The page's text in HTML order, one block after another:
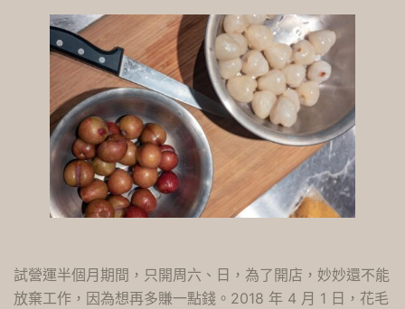
試營運半個月期間，只開周六、日，為了開店，妙妙還不能
放棄工作，因為想再多賺一點錢。2018 年 4 月 1 日，花毛